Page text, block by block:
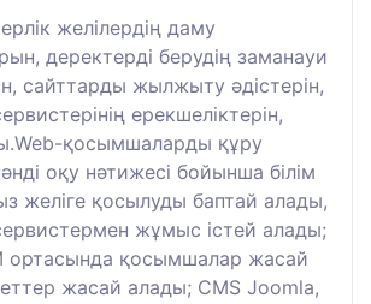
желілердің даму
деректерді берудің заманауи
сайттарды жылжыту әдістерін,
ерекшеліктерін,
қосымшаларды құру
оқу нәтижесі бойынша білім
желіге қосылуды баптай алады,
жұмыс істей алады;
ортасында қосымшалар жасай
жасай алады; CMS Joomla,